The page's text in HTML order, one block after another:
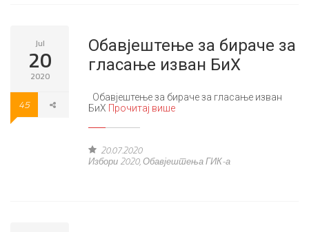
Jul
20
2020
45
Обавјештење за бираче за
гласање изван БиХ
Обавјештење за бираче за гласање изван
БиХ Прочитај више
20.07.2020
Избори 2020,Обавјештења ГИК-а